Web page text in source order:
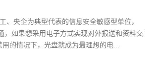
、央企为典型代表的信息安全敏感型单位，
，如果想采用电子方式实现对外报送和资料交
的情况下，光盘就成为最理想的电...